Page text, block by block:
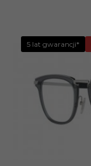
5 lat gwarancji*